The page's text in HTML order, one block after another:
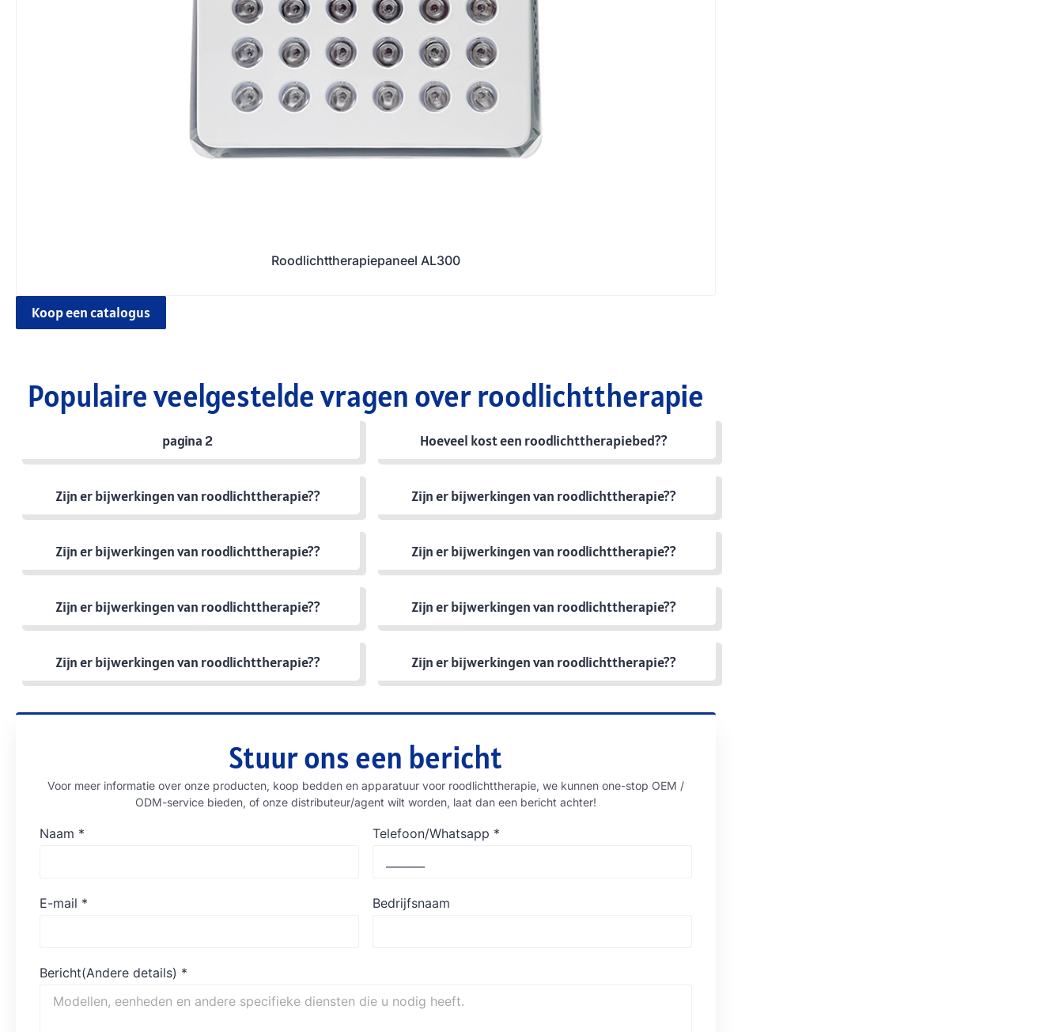
Roodlichttherapiepaneel AL300
Koop een catalogus
Populaire veelgestelde vragen over roodlichttherapie
pagina 2 Hoeveel kost een roodlichttherapiebed??
Zijn er bijwerkingen van roodlichttherapie?? Zijn er bijwerkingen van roodlichttherapie??
Zijn er bijwerkingen van roodlichttherapie?? Zijn er bijwerkingen van roodlichttherapie??
Zijn er bijwerkingen van roodlichttherapie?? Zijn er bijwerkingen van roodlichttherapie??
Zijn er bijwerkingen van roodlichttherapie?? Zijn er bijwerkingen van roodlichttherapie??
Stuur ons een bericht
Voor meer informatie over onze producten, koop bedden en apparatuur voor roodlichttherapie, we kunnen one-stop OEM /
ODM-service bieden, of onze distributeur/agent wilt worden, laat dan een bericht achter!
Naam * Telefoon/Whatsapp *
E-mail * Bedrijfsnaam
Bericht(Andere details) *